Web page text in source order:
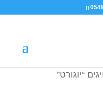
“יוגורט”